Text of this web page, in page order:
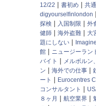
12/22 | 書初め | 共
digyourselfinlondon |
探検 | 入国制限 | 外
健師 | 海外盗難 | 大
題にしない |
館 | ニュージーラン
バイト | メルボルン
ン | 海外での仕事 |
ート | Eurocentres
コンサルタント |
８ヶ月 | 航空業界 |